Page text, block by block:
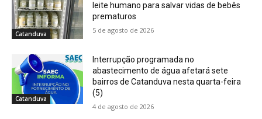
Catanduva
leite humano para salvar vidas de bebês
prematuros
5 de agosto de 2026
Catanduva
Interrupção programada no
abastecimento de água afetará sete
bairros de Catanduva nesta quarta-feira
(5)
4 de agosto de 2026